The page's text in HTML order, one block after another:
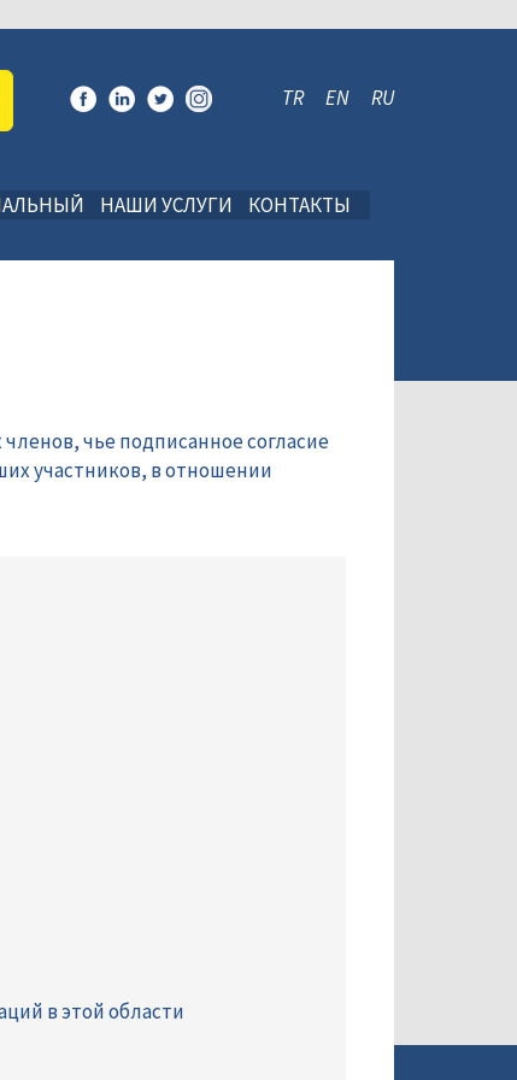
TR EN RU
НАШИ УСЛУГИ КОНТАКТЫ
чье подписанное согласие
участников, в отношении
в этой области